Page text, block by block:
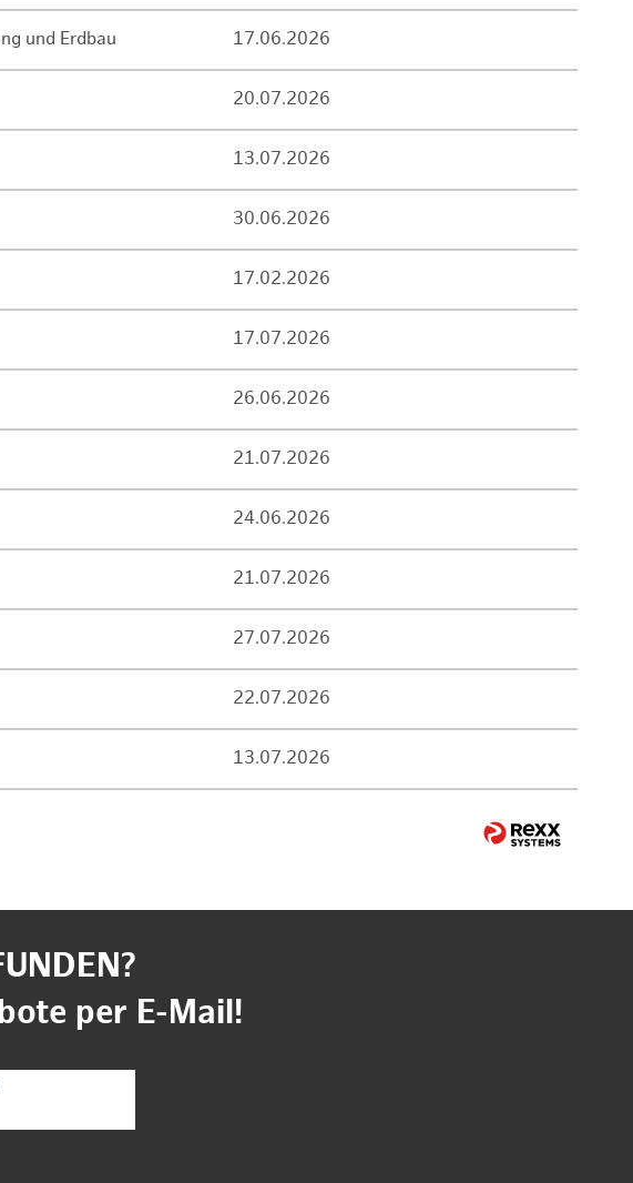
und Erdbau 17.06.2026
20.07.2026
13.07.2026
30.06.2026
17.02.2026
17.07.2026
26.06.2026
21.07.2026
24.06.2026
21.07.2026
27.07.2026
22.07.2026
13.07.2026
per E-Mail!